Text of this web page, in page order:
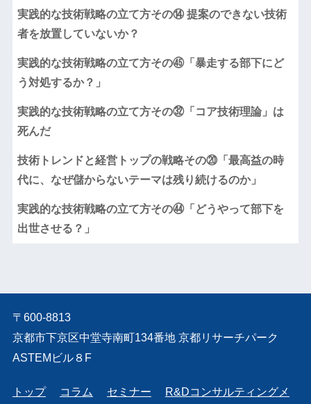
実践的な技術戦略の立て方その⑭ 提案のできない技術
者を放置していないか？
実践的な技術戦略の立て方その㊺「暴走する部下にど
う対処するか？」
実践的な技術戦略の立て方その㉜「コア技術理論」は
死んだ
技術トレンドと経営トップの戦略その⑳「最高益の時
代に、なぜ儲からないテーマは残り続けるのか」
実践的な技術戦略の立て方その㊹「どうやって部下を
出世させる？」
〒600-8813
京都市下京区中堂寺南町134番地 京都リサーチパーク
ASTEMビル８F
トップ コラム セミナー R&Dコンサルティングメ